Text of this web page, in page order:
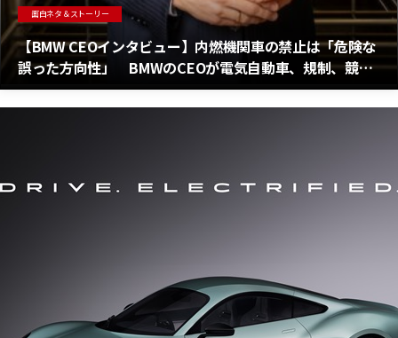
面白ネタ＆ストーリー
【BMW CEOインタビュー】内燃機関車の禁止は「危険な
誤った方向性」 BMWのCEOが電気自動車、規制、競争
力について率直に語る